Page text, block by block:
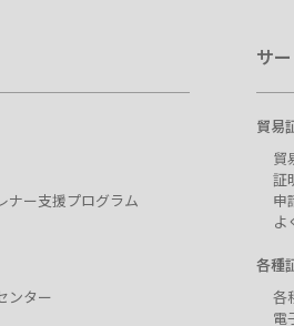
ナー支援プログラム
ンター
サ
貿易
貿
証
申
よ
各種
各
電